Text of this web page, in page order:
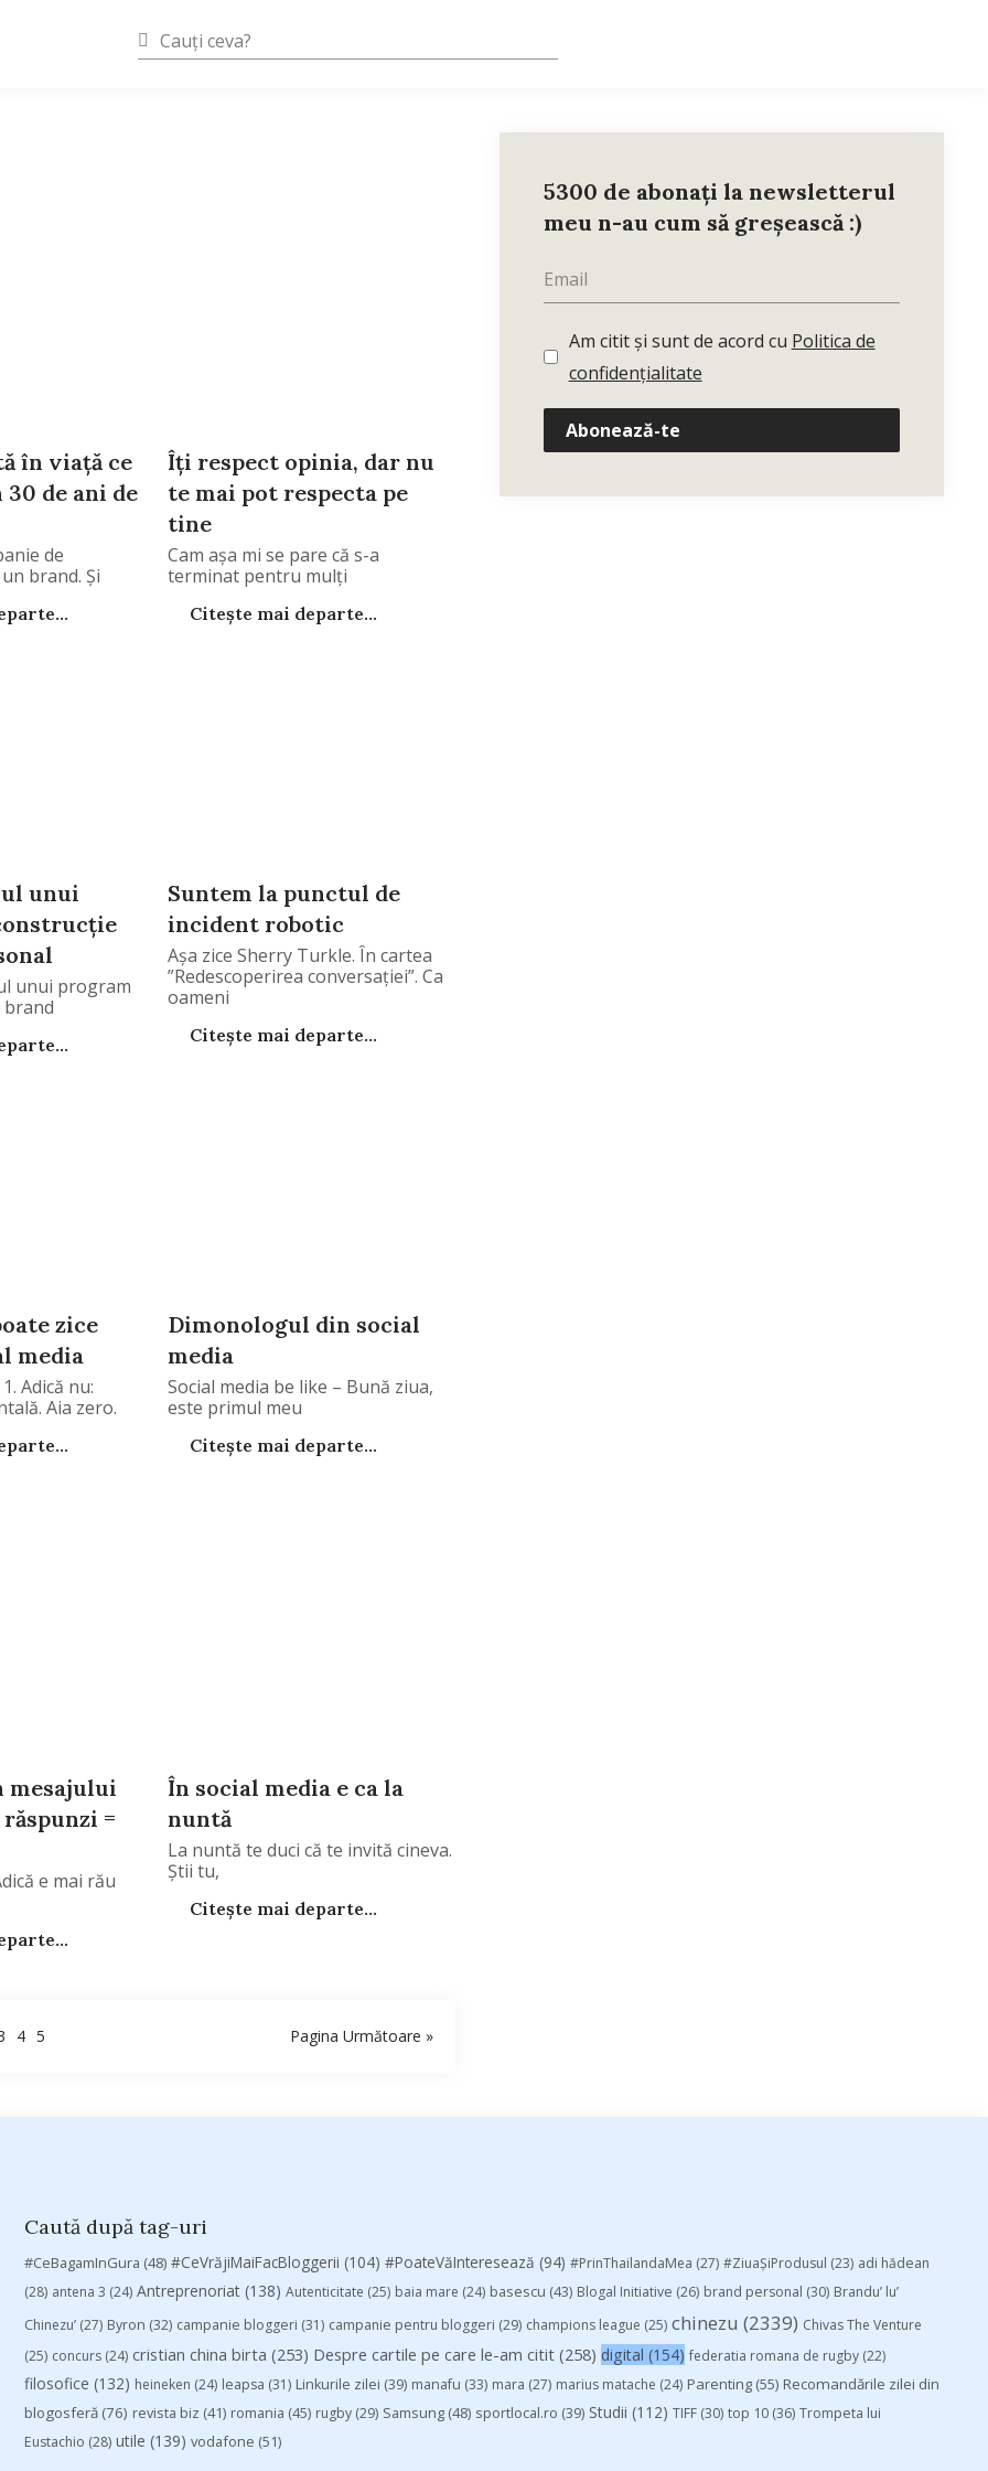
în viață ce
de ani de
de
brand. Și
Îți respect opinia, dar nu
te mai pot respecta pe
tine
Cam așa mi se pare că s-a
terminat pentru mulți
Citește mai departe...
unui
unui program
brand
Suntem la punctul de
incident robotic
Așa zice Sherry Turkle. În cartea
”Redescoperirea conversației”. Ca
oameni
Citește mai departe...
zice
media
Adică nu:
Aia zero.
Dimonologul din social
media
Social media be like – Bună ziua,
este primul meu
Citește mai departe...
mesajului
=
e mai rău
În social media e ca la
nuntă
La nuntă te duci că te invită cineva.
Știi tu,
Citește mai departe...
4 5 Pagina Următoare »
5300 de abonați la newsletterul
meu n-au cum să greșească :)
Am citit și sunt de acord cu Politica de
confidențialitate
Abonează-te
Caută după tag-uri
#CeBagamInGura (48) #CeVrăjiMaiFacBloggerii (104) #PoateVăInteresează (94) #PrinThailandaMea (27) #ZiuaȘiProdusul (23) adi hădean
(28) antena 3 (24) Antreprenoriat (138) Autenticitate (25) baia mare (24) basescu (43) Blogal Initiative (26) brand personal (30) Brandu’ lu’
Chinezu’ (27) Byron (32) campanie bloggeri (31) campanie pentru bloggeri (29) champions league (25) chinezu (2339) Chivas The Venture
(25) concurs (24) cristian china birta (253) Despre cartile pe care le-am citit (258) digital (154) federatia romana de rugby (22)
filosofice (132) heineken (24) leapsa (31) Linkurile zilei (39) manafu (33) mara (27) marius matache (24) Parenting (55) Recomandările zilei din
blogosferă (76) revista biz (41) romania (45) rugby (29) Samsung (48) sportlocal.ro (39) Studii (112) TIFF (30) top 10 (36) Trompeta lui
Eustachio (28) utile (139) vodafone (51)